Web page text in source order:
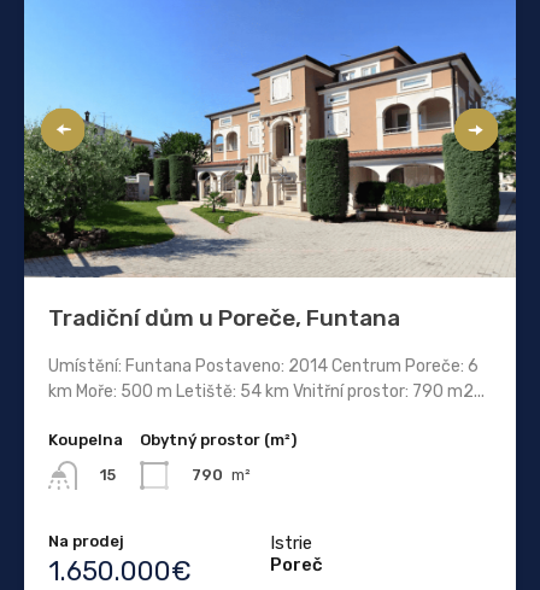
Tradiční dům u Poreče, Funtana
Umístění: Funtana Postaveno: 2014 Centrum Poreče: 6
km Moře: 500 m Letiště: 54 km Vnitřní prostor: 790 m2...
Koupelna
15
Obytný prostor (m²)
790 m²
Na prodej
1.650.000€
Istrie
Poreč